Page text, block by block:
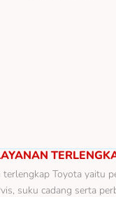
terlengkap Toyota yaitu
suku cadang serta